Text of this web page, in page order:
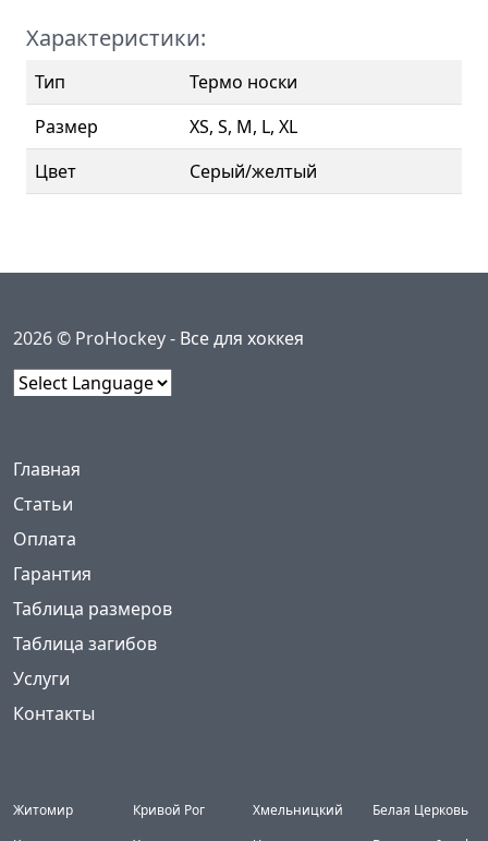
Характеристики:
Тип
Термо носки
Размер
XS, S, M, L, XL
Цвет
Серый/желтый
2026 © ProHockey - Все для хоккея
Главная
Статьи
Оплата
Гарантия
Таблица размеров
Таблица загибов
Услуги
Контакты
Житомир
Кривой Рог
Хмельницкий
Белая Церковь